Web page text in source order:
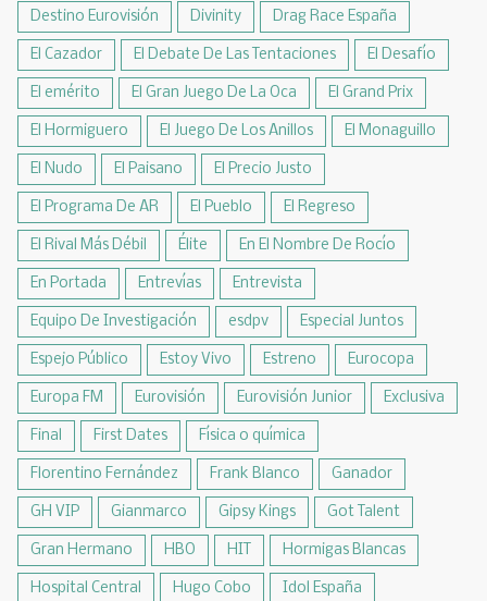
Destino Eurovisión Divinity Drag Race España
El Cazador El Debate De Las Tentaciones El Desafío
El emérito El Gran Juego De La Oca El Grand Prix
El Hormiguero El Juego De Los Anillos El Monaguillo
El Nudo El Paisano El Precio Justo
El Programa De AR El Pueblo El Regreso
El Rival Más Débil Élite En El Nombre De Rocío
En Portada Entrevías Entrevista
Equipo De Investigación esdpv Especial Juntos
Espejo Público Estoy Vivo Estreno Eurocopa
Europa FM Eurovisión Eurovisión Junior Exclusiva
Final First Dates Física o química
Florentino Fernández Frank Blanco Ganador
GH VIP Gianmarco Gipsy Kings Got Talent
Gran Hermano HBO HIT Hormigas Blancas
Hospital Central Hugo Cobo Idol España